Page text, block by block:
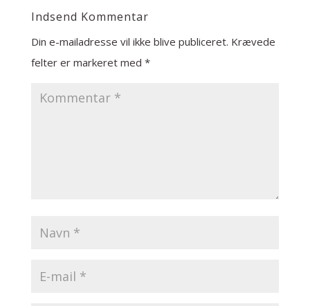
Indsend Kommentar
Din e-mailadresse vil ikke blive publiceret. Krævede
felter er markeret med *